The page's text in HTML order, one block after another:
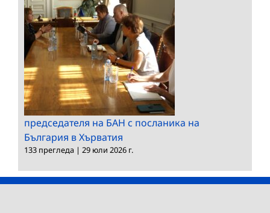
председателя на БАН с посланика на
България в Хърватия
133 прегледа | 29 юли 2026 г.